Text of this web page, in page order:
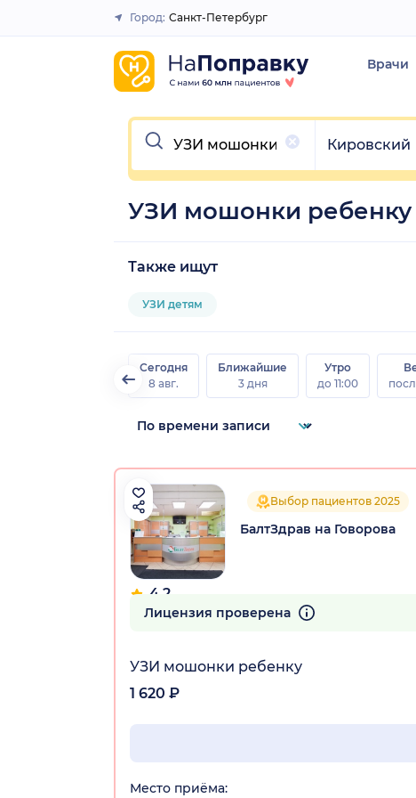
Закрыть
Город: Санкт-Петербург
Врачи
Очистить
Кировский
УЗИ мошонки ребенку
Также ищут
УЗИ детям
Сегодня
8 авг.
Ближайшие
3 дня
Утро
до 11:00
4.2
198 отзывов
Выбор пациентов 2025
БалтЗдрав на Говорова
Лицензия проверена
УЗИ мошонки ребенку
1 620 ₽
Место приёма: